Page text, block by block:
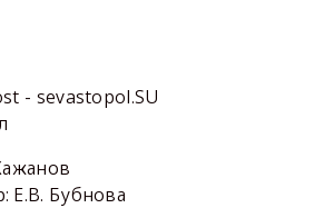
- sevastopol.SU
Е.В. Бубнова